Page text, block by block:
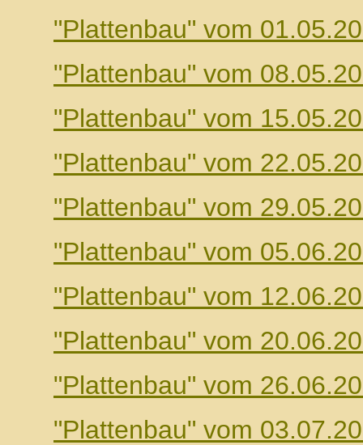
"Plattenbau" vom
"Plattenbau" vom
"Plattenbau" vom
"Plattenbau" vom
"Plattenbau" vom
"Plattenbau" vom
"Plattenbau" vom
"Plattenbau" vom
"Plattenbau" vom
"Plattenbau" vom